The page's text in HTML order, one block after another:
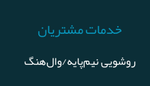
خدمات مشتریان
روشویی نیم‌پایه/وال‌هنگ